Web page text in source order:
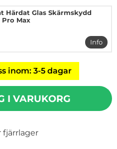
Härdat Glas Skärmskydd
Pro Max
pris
Info
mer
inom: 3-5 dagar
I VARUKORG
fjärrlager